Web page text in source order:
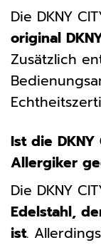
Die DKNY
original
Zusätzlich
Ist die DKNY
Allergiker
Die DKNY
Edelstahl,
ist.